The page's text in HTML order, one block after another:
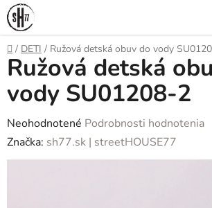
Prejsť
na
obsah
Domov
/ DETI / Ružová detská obuv do vody
Ružová detská
vody SU01208-2
Priemerné
hodnotenie
produktu
Neohodnotené Podrobnosti hodnotenia
Značka: sh77.sk | streetHOUSE77